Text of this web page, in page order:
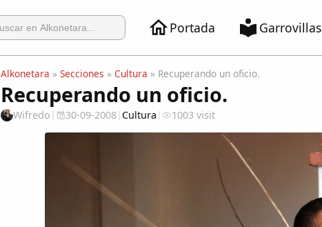
Portada Garrovillas
Alkonetara » Secciones » Cultura » Recuperando un oficio.
Recuperando un oficio.
Wifredo | 30-09-2008| Cultura | 1003 visit